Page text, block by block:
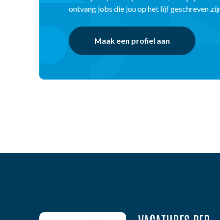
ontvang jobs die jou op het lijf geschreven
Maak een profiel aan